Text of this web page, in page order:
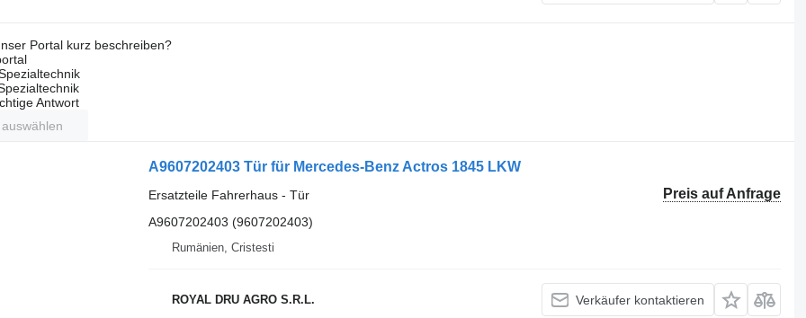
Portal kurz beschreiben?
Antwort
A9607202403 Tür für Mercedes-Benz Actros 1845 LKW
Preis auf Anfrage
Ersatzteile Fahrerhaus - Tür
A9607202403 (9607202403)
Rumänien, Cristesti
ROYAL DRU AGRO S.R.L. Verkäufer kontaktieren